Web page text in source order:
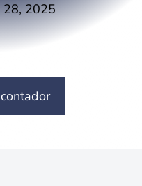
28, 2025